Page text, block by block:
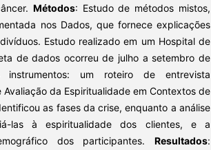
Métodos: Estudo de métodos mistos,
nos Dados, que fornece explicações
Estudo realizado em um Hospital de
de dados ocorreu de julho a setembro de
um roteiro de entrevista
da Espiritualidade em Contextos de
as fases da crise, enquanto a análise
las à espiritualidade dos clientes, e a
dos participantes. Resultados: